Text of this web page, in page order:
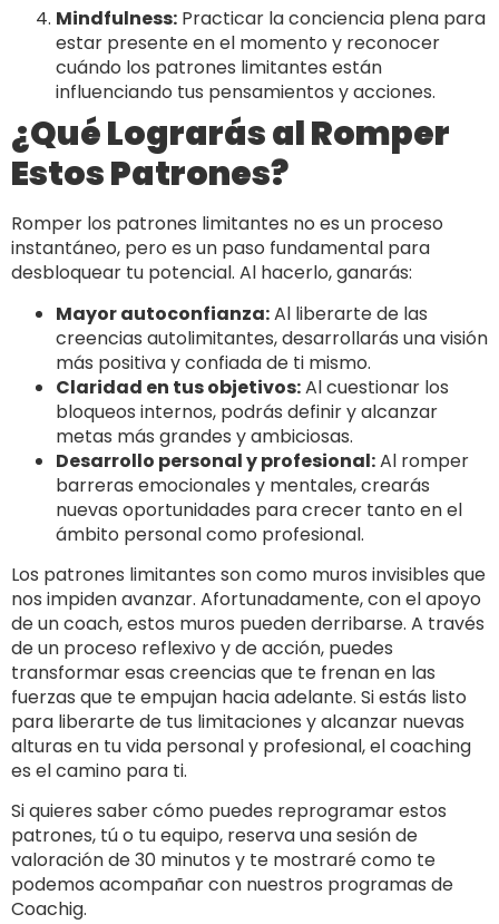
Mindfulness: Practicar la conciencia plena para
estar presente en el momento y reconocer
cuándo los patrones limitantes están
influenciando tus pensamientos y acciones.
¿Qué Lograrás al Romper
Estos Patrones?
Romper los patrones limitantes no es un proceso
instantáneo, pero es un paso fundamental para
desbloquear tu potencial. Al hacerlo, ganarás:
Mayor autoconfianza:Al liberarte de las
creencias autolimitantes, desarrollarás una visión
más positiva y confiada de ti mismo.
Claridad en tus objetivos:Al cuestionar los
bloqueos internos, podrás definir y alcanzar
metas más grandes y ambiciosas.
Desarrollo personal y profesional:Al romper
barreras emocionales y mentales, crearás
nuevas oportunidades para crecer tanto en el
ámbito personal como profesional.
Los patrones limitantes son como muros invisibles que
nos impiden avanzar. Afortunadamente, con el apoyo
de un coach, estos muros pueden derribarse. A través
de un proceso reflexivo y de acción, puedes
transformar esas creencias que te frenan en las
fuerzas que te empujan hacia adelante. Si estás listo
para liberarte de tus limitaciones y alcanzar nuevas
alturas en tu vida personal y profesional, el coaching
es el camino para ti.
Si quieres saber cómo puedes reprogramar estos
patrones, tú o tu equipo, reserva una sesión de
valoración de 30 minutos y te mostraré como te
podemos acompañar con nuestros programas de
Coachig.